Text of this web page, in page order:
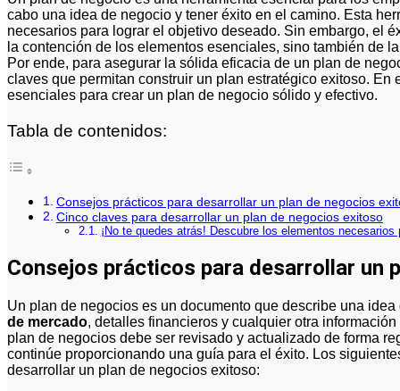
cabo una idea de negocio y tener éxito en el camino. Esta
necesarios para lograr el objetivo deseado. Sin embargo, el
la contención de los elementos esenciales, sino también de
Por ende, para asegurar la sólida eficacia de un plan de
claves que permitan construir un plan estratégico exitoso.
esenciales para crear un plan de negocio sólido y efectivo.
Tabla de contenidos:
Consejos prácticos para desarrollar un plan de negocios
Cinco claves para desarrollar un plan de negocios exitoso
¡No te quedes atrás! Descubre los elementos
Consejos prácticos para desarrollar un
Un plan de negocios es un documento que describe una
de mercado, detalles financieros y cualquier otra
plan de negocios debe ser revisado y actualizado de forma
continúe proporcionando una guía para el éxito. Los
desarrollar un plan de negocios exitoso: